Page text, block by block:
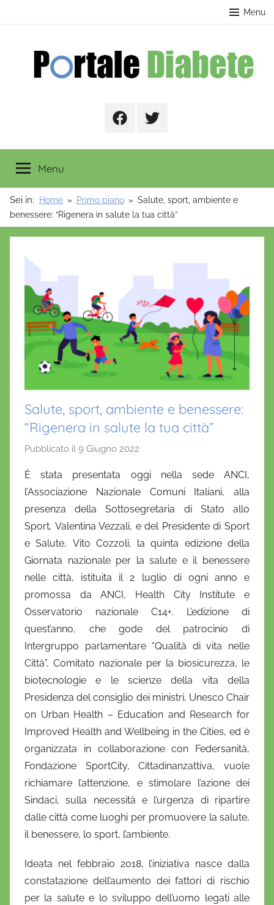
Menu
FacebookTwitter
Menu
Sei in: Home Primo piano
Salute, sport, ambiente e
benessere: “Rigenera in salute la tua città”
Salute, sport, ambiente e benessere:
“Rigenera in salute la tua città”
Pubblicato il 9 Giugno 2022
D
a
n
i
e
l
a
D
i
o
È stata presentata oggi nella sede ANCI,
l’Associazione Nazionale Comuni Italiani, alla
presenza della Sottosegretaria di Stato allo
Sport, Valentina Vezzali, e del Presidente di Sport
e Salute, Vito Cozzoli, la quinta edizione della
Giornata nazionale per la salute e il benessere
nelle città, istituita il 2 luglio di ogni anno e
promossa da ANCI, Health City Institute e
Osservatorio nazionale C14+. L’edizione di
quest’anno, che gode del patrocinio di
Intergruppo parlamentare “Qualità di vita nelle
Città”, Comitato nazionale per la biosicurezza, le
biotecnologie e le scienze della vita della
Presidenza del consiglio dei ministri, Unesco Chair
on Urban Health – Education and Research for
Improved Health and Wellbeing in the Cities, ed è
organizzata in collaborazione con Federsanità,
Fondazione SportCity, Cittadinanzattiva, vuole
richiamare l’attenzione, e stimolare l’azione dei
Sindaci, sulla necessità e l’urgenza di ripartire
dalle città come luoghi per promuovere la salute,
il benessere, lo sport, l’ambiente.
Ideata nel febbraio 2018, l’iniziativa nasce dalla
constatazione dell’aumento dei fattori di rischio
per la salute e lo sviluppo dell’uomo legati alle